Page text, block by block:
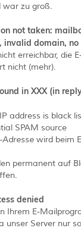
war zu groß.
not taken:
invalid domain, no
erreichbar, die
nicht (mehr).
in XXX (in
address is black
SPAM source
Adresse wird beim
permanent auf
denied
Ihrem E-
unser Server nur